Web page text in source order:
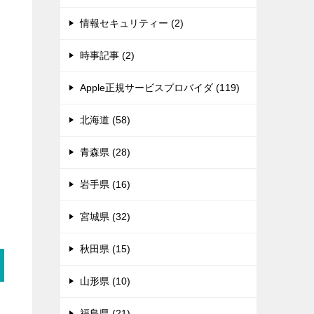
情報セキュリティー (2)
時事記事 (2)
Apple正規サービスプロバイダ (119)
北海道 (58)
青森県 (28)
岩手県 (16)
宮城県 (32)
秋田県 (15)
山形県 (10)